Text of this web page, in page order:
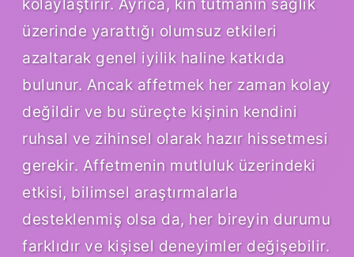
kolaylaştırır. Ayrıca, kin tutmanın sağlık
üzerinde yarattığı olumsuz etkileri
azaltarak genel iyilik haline katkıda
bulunur. Ancak affetmek her zaman kolay
değildir ve bu süreçte kişinin kendini
ruhsal ve zihinsel olarak hazır hissetmesi
gerekir. Affetmenin mutluluk üzerindeki
etkisi, bilimsel araştırmalarla
desteklenmiş olsa da, her bireyin durumu
farklıdır ve kişisel deneyimler değişebilir.